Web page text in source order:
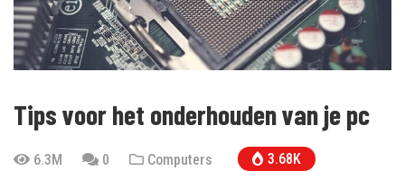
Tips voor het onderhouden van je pc
6.3M 0 Computers 3.68K